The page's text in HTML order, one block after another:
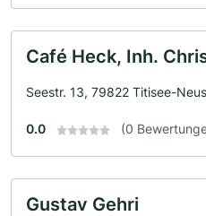
Café Heck, Inh.
Seestr. 13, 79822 Titisee-
0.0 (0
Gustav Gehri